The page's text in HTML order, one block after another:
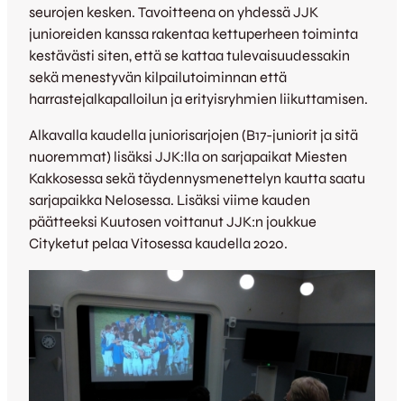
seurojen kesken. Tavoitteena on yhdessä JJK
junioreiden kanssa rakentaa kettuperheen toiminta
kestävästi siten, että se kattaa tulevaisuudessakin
sekä menestyvän kilpailutoiminnan että
harrastejalkapalloilun ja erityisryhmien liikuttamisen.
Alkavalla kaudella juniorisarjojen (B17-juniorit ja sitä
nuoremmat) lisäksi JJK:lla on sarjapaikat Miesten
Kakkosessa sekä täydennysmenettelyn kautta saatu
sarjapaikka Nelosessa. Lisäksi viime kauden
päätteeksi Kuutosen voittanut JJK:n joukkue
Cityketut pelaa Vitosessa kaudella 2020.